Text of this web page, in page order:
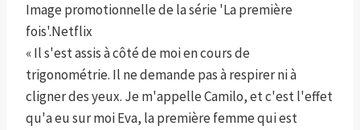
Image promotionnelle de la série 'La première
fois'.Netflix
« Il s'est assis à côté de moi en cours de
trigonométrie. Il ne demande pas à respirer ni à
cligner des yeux. Je m'appelle Camilo, et c'est l'effet
qu'a eu sur moi Eva, la première femme qui est